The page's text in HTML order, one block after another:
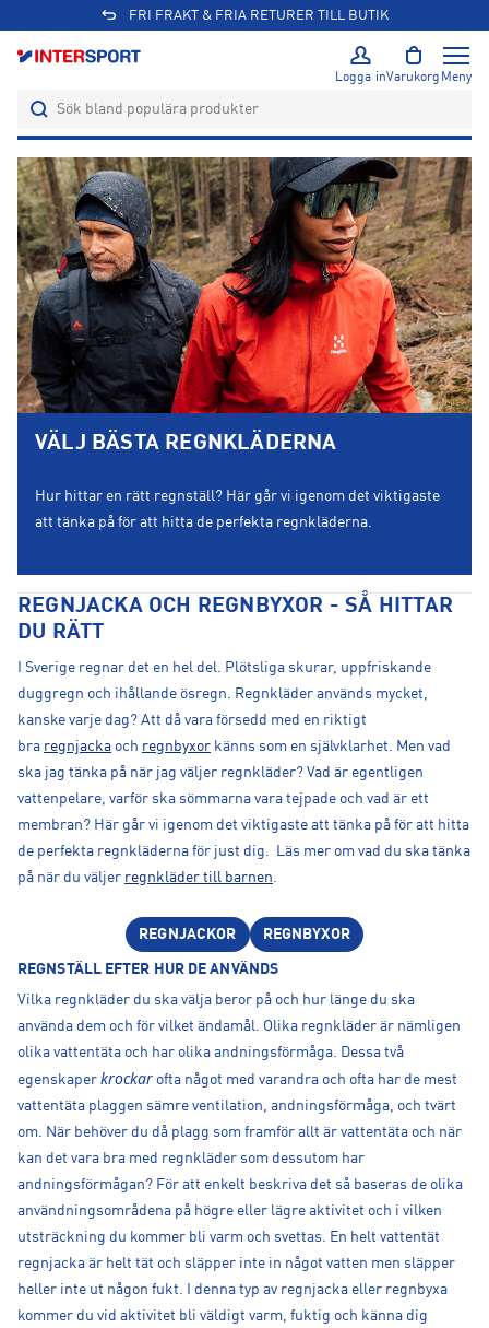
FRI FRAKT & FRIA RETURER TILL BUTIK
Logga inVarukorg Meny
VÄLJ BÄSTA REGNKLÄDERNA
Hur hittar en rätt regnställ? Här går vi igenom det viktigaste
att tänka på för att hitta de perfekta regnkläderna.
REGNJACKA OCH REGNBYXOR - SÅ HITTAR
DU RÄTT
I Sverige regnar det en hel del. Plötsliga skurar, uppfriskande
duggregn och ihållande ösregn. Regnkläder används mycket,
kanske varje dag? Att då vara försedd med en riktigt
bra regnjacka och regnbyxor känns som en självklarhet. Men vad
ska jag tänka på när jag väljer regnkläder? Vad är egentligen
vattenpelare, varför ska sömmarna vara tejpade och vad är ett
membran? Här går vi igenom det viktigaste att tänka på för att hitta
de perfekta regnkläderna för just dig. Läs mer om vad du ska tänka
på när du väljer regnkläder till barnen.
REGNJACKOR REGNBYXOR
REGNSTÄLL EFTER HUR DE ANVÄNDS
Vilka regnkläder du ska välja beror på och hur länge du ska
använda dem och för vilket ändamål. Olika regnkläder är nämligen
olika vattentäta och har olika andningsförmåga. Dessa två
egenskaper krockar ofta något med varandra och ofta har de mest
vattentäta plaggen sämre ventilation, andningsförmåga, och tvärt
om. När behöver du då plagg som framför allt är vattentäta och när
kan det vara bra med regnkläder som dessutom har
andningsförmågan? För att enkelt beskriva det så baseras de olika
användningsområdena på högre eller lägre aktivitet och i vilken
utsträckning du kommer bli varm och svettas. En helt vattentät
regnjacka är helt tät och släpper inte in något vatten men släpper
heller inte ut någon fukt. I denna typ av regnjacka eller regnbyxa
kommer du vid aktivitet bli väldigt varm, fuktig och känna dig